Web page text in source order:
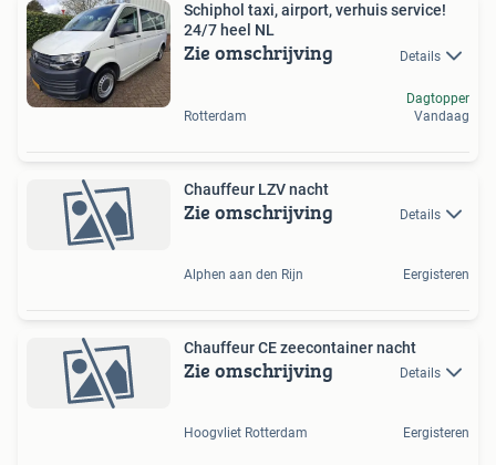
Schiphol taxi, airport, verhuis service!
24/7 heel NL
Zie omschrijving Details
Rotterdam
Dagtopper
Vandaag
Chauffeur LZV nacht
Zie omschrijving Details
Alphen aan den Rijn Eergisteren
Chauffeur CE zeecontainer nacht
Zie omschrijving Details
Hoogvliet Rotterdam Eergisteren